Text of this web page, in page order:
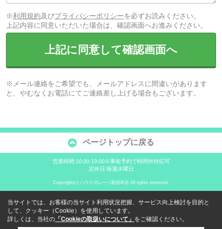
※利用規約及びプライバシーポリシーを必ずお読みください。
上記内容に同意いただいた場合は、確認画面へお進みください。
上記に同意して確認画面へ
※メール連絡をご希望でも、メールアドレスに間違いがあります
と、やむなくお電話にてご連絡差し上げる場合もございます。
ページトップに戻る
営業時間:10:00-19:00※事前予約で時間外対応可
定休日:毎週水曜日
Copyright(c) ハウスガレージ新宿本店 All rights reserved.
当サイトでは、お客様の当サイト利用状況把握、サービス向上検討を目的と
して、クッキー（Cookie）を使用しています。
詳しくは、当社の 「Cookieの取扱いについて」 をご確認ください。